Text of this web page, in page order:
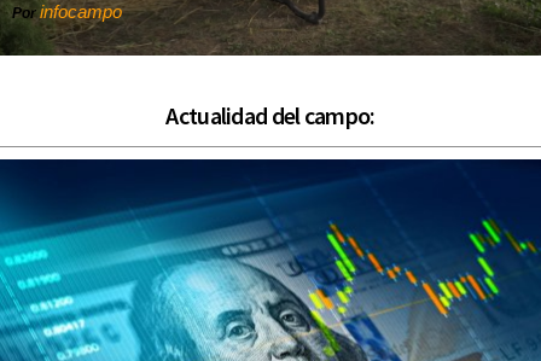
Por infocampo
Actualidad del campo: